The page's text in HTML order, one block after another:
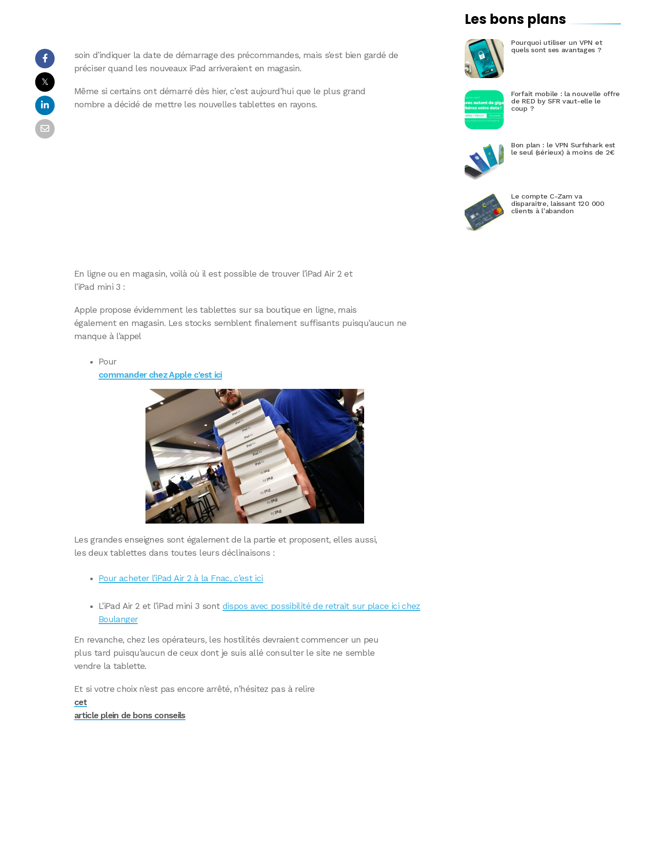
𝕏
soin d’indiquer la date de démarrage des précommandes, mais s’est bien gardé de
préciser quand les nouveaux iPad arriveraient en magasin.
Même si certains ont démarré dès hier, c’est aujourd’hui que le plus grand
nombre a décidé de mettre les nouvelles tablettes en rayons.
En ligne ou en magasin, voilà où il est possible de trouver l’iPad Air 2 et
l’iPad mini 3 :
Apple propose évidemment les tablettes sur sa boutique en ligne, mais
également en magasin. Les stocks semblent finalement suffisants puisqu’aucun ne
manque à l’appel
Pour
commander chez Apple c’est ici
Les grandes enseignes sont également de la partie et proposent, elles aussi,
les deux tablettes dans toutes leurs déclinaisons :
Pour acheter l’iPad Air 2 à la Fnac, c’est ici
L’iPad Air 2 et l’iPad mini 3 sont dispos avec possibilité de retrait sur place ici chez
Boulanger
En revanche, chez les opérateurs, les hostilités devraient commencer un peu
plus tard puisqu’aucun de ceux dont je suis allé consulter le site ne semble
vendre la tablette.
Et si votre choix n’est pas encore arrêté, n’hésitez pas à relire
cet
article plein de bons conseils
Les bons plans
Pourquoi utiliser un VPN et
quels sont ses avantages ?
Forfait mobile : la nouvelle offre
de RED by SFR vaut-elle le
coup ?
Bon plan : le VPN Surfshark est
le seul (sérieux) à moins de 2€
Le compte C-Zam va
disparaitre, laissant 120 000
clients à l’abandon